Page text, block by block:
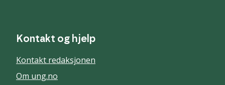
Kontakt og hjelp
Kontakt redaksjonen
Om ung.no